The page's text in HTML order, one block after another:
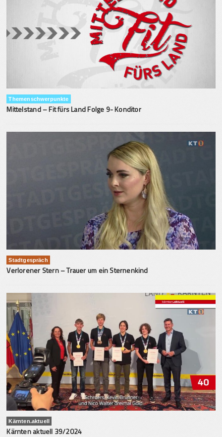
Themenschwerpunkte
Mittelstand – Fit fürs Land Folge 9- Konditor
Stadtgespräch
Verlorener Stern – Trauer um ein Sternenkind
Kärnten.aktuell
Kärnten aktuell 39/2024